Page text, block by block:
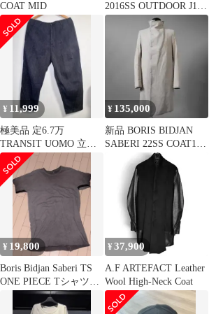
COAT MID
2016SS OUTDOOR J1
Coat ボリスビジャンサ
ベリ 16SS アーカイブ
アウトドア コート Sサ
¥ 11,999
極美品 定6.7万
TRANSIT UOMO 立体
裁断 ワイドパンツ M
伊製
¥ 135,000
新品 BORIS BIDJAN
SABERI 22SS COAT1
ミドルコート
¥ 19,800
Boris Bidjan Saberi TS
ONE PIECE Tシャツ
¥ 37,900
A.F ARTEFACT Leather
Wool High-Neck Coat